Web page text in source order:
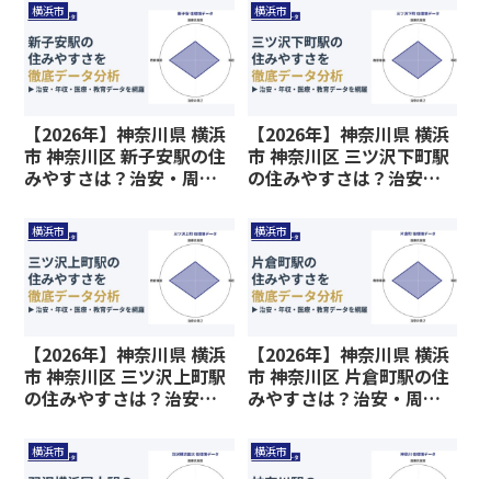
横浜市
【2026年】神奈川県 横浜
市 神奈川区 新子安駅の住
みやすさは？治安・周辺
しに関わる情報を解説
横浜市
【2026年】神奈川県 横浜
市 神奈川区 三ツ沢下町駅
の住みやすさは？治安・
暮らしに関わる情報を解
説
横浜市
【2026年】神奈川県 横浜
市 神奈川区 三ツ沢上町駅
の住みやすさは？治安・
暮らしに関わる情報を解
説
横浜市
【2026年】神奈川県 横浜
市 神奈川区 片倉町駅の住
みやすさは？治安・周辺
しに関わる情報を解説
横浜市 横浜市